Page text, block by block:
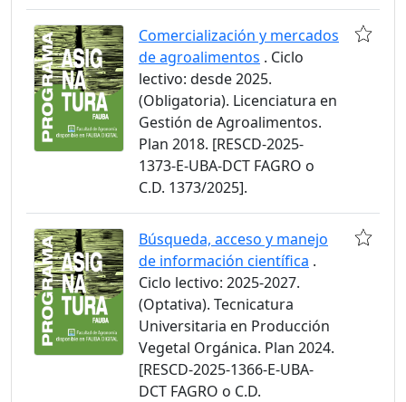
Comercialización y mercados
de agroalimentos . Ciclo
lectivo: desde 2025.
(Obligatoria). Licenciatura en
Gestión de Agroalimentos.
Plan 2018. [RESCD-2025-
1373-E-UBA-DCT FAGRO o
C.D. 1373/2025].
Búsqueda, acceso y manejo
de información científica .
Ciclo lectivo: 2025-2027.
(Optativa). Tecnicatura
Universitaria en Producción
Vegetal Orgánica. Plan 2024.
[RESCD-2025-1366-E-UBA-
DCT FAGRO o C.D.